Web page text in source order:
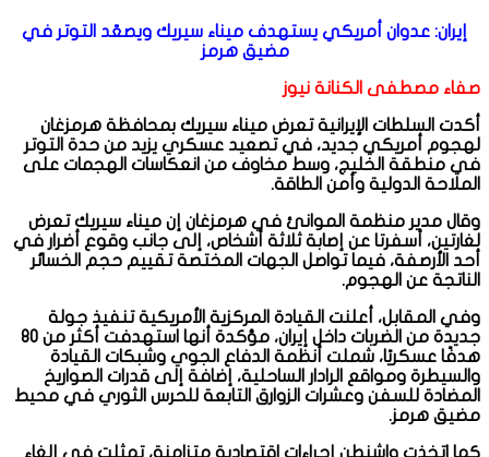
إيران: عدوان أمريكي يستهدف ميناء سيريك ويصعّد التوتر في
مضيق هرمز
صفاء مصطفى الكنانة نيوز
أكدت السلطات الإيرانية تعرض ميناء سيريك بمحافظة هرمزغان
لهجوم أمريكي جديد، في تصعيد عسكري يزيد من حدة التوتر
في منطقة الخليج، وسط مخاوف من انعكاسات الهجمات على
الملاحة الدولية وأمن الطاقة.
وقال مدير منظمة الموانئ في هرمزغان إن ميناء سيريك تعرض
لغارتين، أسفرتا عن إصابة ثلاثة أشخاص، إلى جانب وقوع أضرار في
أحد الأرصفة، فيما تواصل الجهات المختصة تقييم حجم الخسائر
الناتجة عن الهجوم.
وفي المقابل، أعلنت القيادة المركزية الأمريكية تنفيذ جولة
جديدة من الضربات داخل إيران، مؤكدة أنها استهدفت أكثر من 80
هدفًا عسكريًا، شملت أنظمة الدفاع الجوي وشبكات القيادة
والسيطرة ومواقع الرادار الساحلية، إضافة إلى قدرات الصواريخ
المضادة للسفن وعشرات الزوارق التابعة للحرس الثوري في محيط
مضيق هرمز.
كما اتخذت واشنطن إجراءات اقتصادية متزامنة، تمثلت في إلغاء